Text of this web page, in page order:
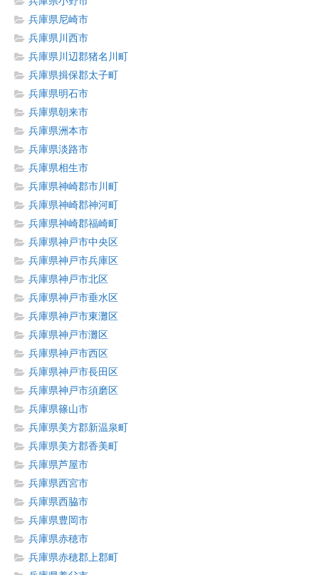
兵庫県尼崎市
兵庫県川西市
兵庫県川辺郡猪名川町
兵庫県揖保郡太子町
兵庫県明石市
兵庫県朝来市
兵庫県洲本市
兵庫県淡路市
兵庫県相生市
兵庫県神崎郡市川町
兵庫県神崎郡神河町
兵庫県神崎郡福崎町
兵庫県神戸市中央区
兵庫県神戸市兵庫区
兵庫県神戸市北区
兵庫県神戸市垂水区
兵庫県神戸市東灘区
兵庫県神戸市灘区
兵庫県神戸市西区
兵庫県神戸市長田区
兵庫県神戸市須磨区
兵庫県篠山市
兵庫県美方郡新温泉町
兵庫県美方郡香美町
兵庫県芦屋市
兵庫県西宮市
兵庫県西脇市
兵庫県豊岡市
兵庫県赤穂市
兵庫県赤穂郡上郡町